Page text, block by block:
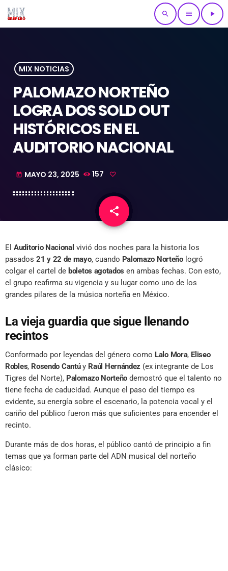
search menu play_arrow
MIX NOTICIAS
PALOMAZO NORTEÑO
LOGRA DOS SOLD OUT
HISTÓRICOS EN EL
AUDITORIO NACIONAL
today MAYO 23, 2025 157
share
email
El Auditorio Nacional vivió dos noches para la historia los
pasados 21 y 22 de mayo, cuando Palomazo Norteñologró
colgar el cartel de boletos agotados en ambas fechas. Con esto,
el grupo reafirma su vigencia y su lugar como uno de los
grandes pilares de la música norteña en México.
La vieja guardia que sigue llenando
recintos
Conformado por leyendas del género como Lalo Mora, Eliseo
Robles, Rosendo Cantúy Raúl Hernández (ex integrante de Los
Tigres del Norte), Palomazo Norteño demostró que el talento no
tiene fecha de caducidad. Aunque el paso del tiempo es
evidente, su energía sobre el escenario, la potencia vocal y el
cariño del público fueron más que suficientes para encender el
recinto.
Durante más de dos horas, el público cantó de principio a fin
temas que ya forman parte del ADN musical del norteño
clásico: